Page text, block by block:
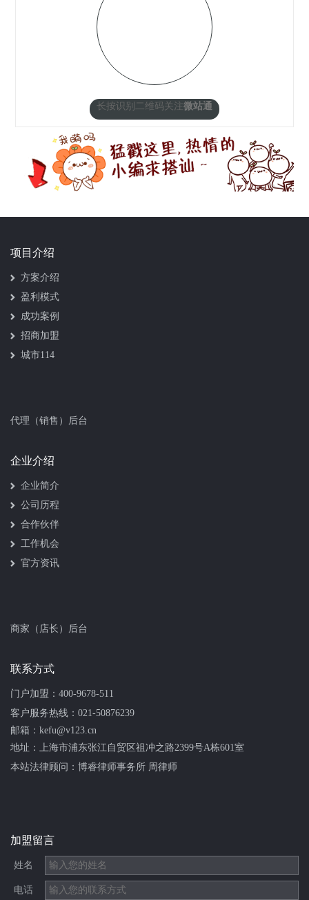
长按识别二维码关注 微站通
项目介绍
方案介绍
盈利模式
成功案例
招商加盟
城市114
代理（销售）后台
企业介绍
企业简介
公司历程
合作伙伴
工作机会
官方资讯
商家（店长）后台
联系方式
门户加盟： 400-9678-511
客户服务热线： 021-50876239
邮箱：kefu@v123.cn
地址：上海市浦东张江自贸区祖冲之路2399号A栋601室
本站法律顾问： 博睿律师事务所 周律师
加盟留言
姓名
电话